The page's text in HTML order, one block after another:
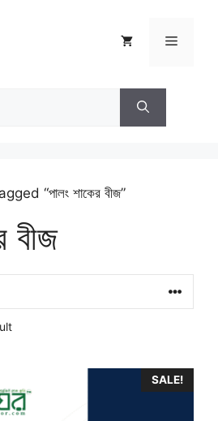
Menu
“পালং শাকের বীজ”
বীজ
SALE!